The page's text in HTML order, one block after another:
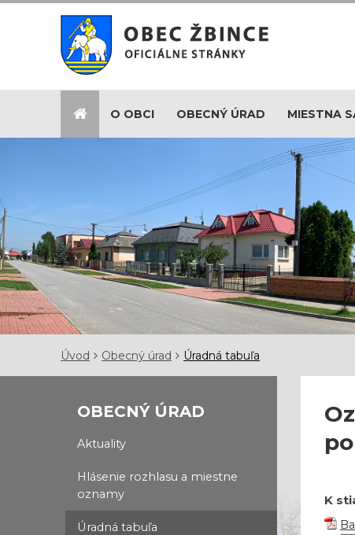
O OBCI OBECNÝ ÚRAD MIESTNA
Úvod Obecný úrad Úradná tabuľa
OBECNÝ ÚRAD
Aktuality
Hlásenie rozhlasu a miestne
oznamy
Úradná tabuľa
K